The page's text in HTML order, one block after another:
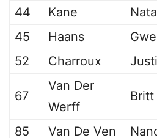
44
Kane
45
Haans
52
Charroux
67
Van Der
Werff
Britt
85 Van De Ven